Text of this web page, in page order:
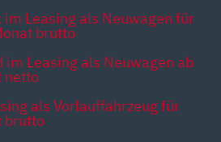
im Leasing als Neuwagen für
brutto
im Leasing als Neuwagen ab
netto
als Vorlauffahrzeug für
brutto